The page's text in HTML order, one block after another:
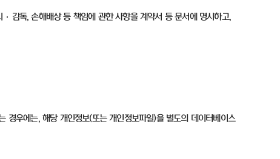
· 감독,손해배상 등 책임에 관한 사항을 계약서 등 문서에 명시하고,
경우에는, 해당 개인정보(또는 개인정보파일)을 별도의 데이터베이스